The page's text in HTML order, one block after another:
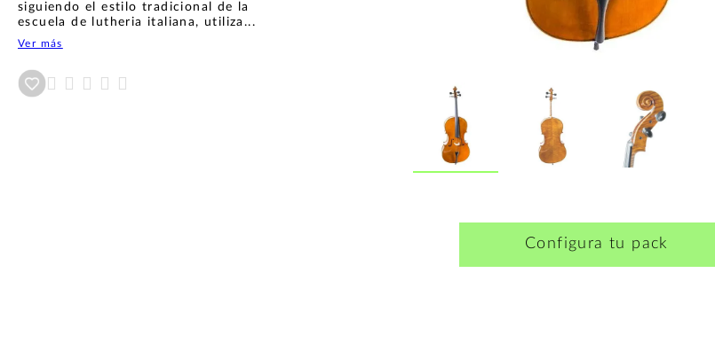
siguiendo el estilo tradicional de la
escuela de lutheria italiana, utiliza...
Ver más
Configura tu pack